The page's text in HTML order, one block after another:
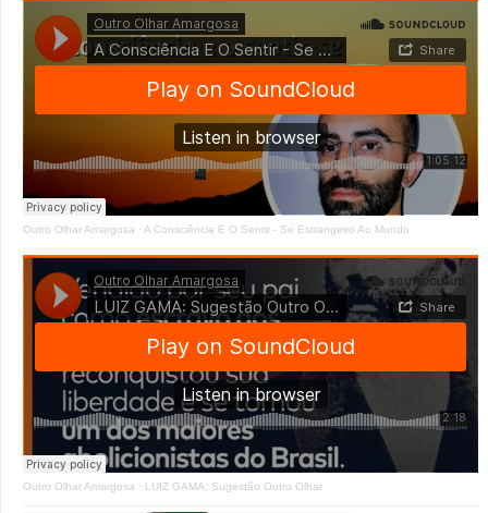
Outro Olhar Amargosa · A Consciência E O Sentir - Se Estrangeiro Ao Mundo
Outro Olhar Amargosa · LUIZ GAMA: Sugestão Outro Olhar